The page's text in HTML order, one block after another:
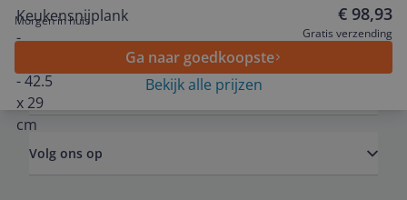
Morgen in huis € 98,93
Gratis verzending
Ga naar goedkoopste
Bekijk alle prijzen
Algemeen
Volg ons op